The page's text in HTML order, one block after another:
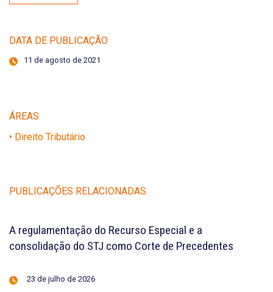
DATA DE PUBLICAÇÃO
11 de agosto de 2021
ÁREAS
• Direito Tributário
PUBLICAÇÕES RELACIONADAS
A regulamentação do Recurso Especial e a
consolidação do STJ como Corte de Precedentes
23 de julho de 2026